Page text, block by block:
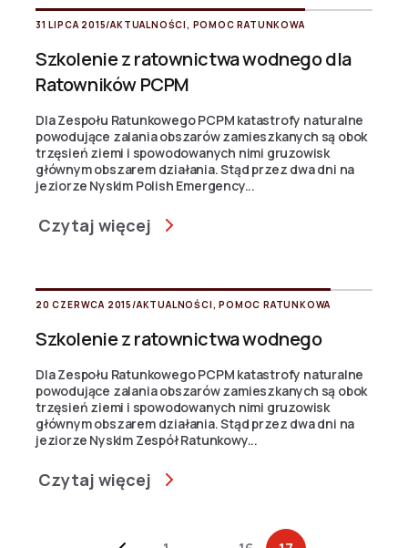
31 LIPCA 2015/AKTUALNOŚCI , POMOC RATUNKOWA
Szkolenie z ratownictwa wodnego dla
Ratowników PCPM
Dla Zespołu Ratunkowego PCPM katastrofy naturalne
powodujące zalania obszarów zamieszkanych są obok
trzęsień ziemi i spowodowanych nimi gruzowisk
głównym obszarem działania. Stąd przez dwa dni na
jeziorze Nyskim Polish Emergency...
Czytaj więcej
20 CZERWCA 2015 /AKTUALNOŚCI ,POMOC RATUNKOWA
Szkolenie z ratownictwa wodnego
Dla Zespołu Ratunkowego PCPM katastrofy naturalne
powodujące zalania obszarów zamieszkanych są obok
trzęsień ziemi i spowodowanych nimi gruzowisk
głównym obszarem działania. Stąd przez dwa dni na
jeziorze Nyskim Zespół Ratunkowy...
Czytaj więcej